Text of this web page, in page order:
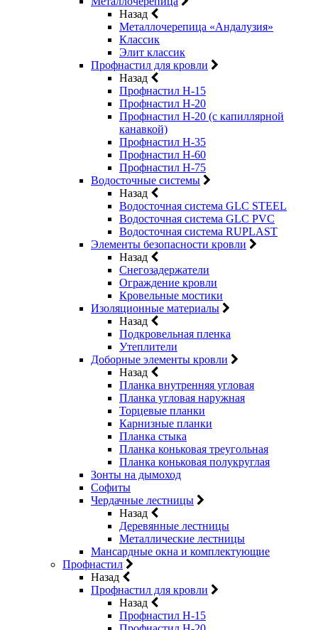
Назад
Металлочерепица «Андалузия»
Классик
Элит классик
Профнастил для кровли
Назад
Профнастил Н-15
Профнастил Н-20
Профнастил Н-20 (с капиллярной
канавкой)
Профнастил Н-35
Профнастил Н-60
Профнастил Н-75
Водосточные системы
Назад
Водосточная система GLC STEEL
Водосточная система GLC PVC
Водосточная система RUPLAST
Элементы безопасности кровли
Назад
Снегозадержатели
Ограждение кровли
Кровельные мостики
Изоляционные материалы
Назад
Подкровельная пленка
Утеплители
Доборные элементы кровли
Назад
Планка внутренняя угловая
Планка угловая наружная
Торцевые планки
Карнизные планки
Планка стыка
Планка коньковая треугольная
Планка коньковая полукруглая
Зонты на дымоход
Софиты
Чердачные лестницы
Назад
Деревянные лестницы
Металлические лестницы
Мансардные окна и комплектующие
Профнастил
Назад
Профнастил для кровли
Назад
Профнастил Н-15